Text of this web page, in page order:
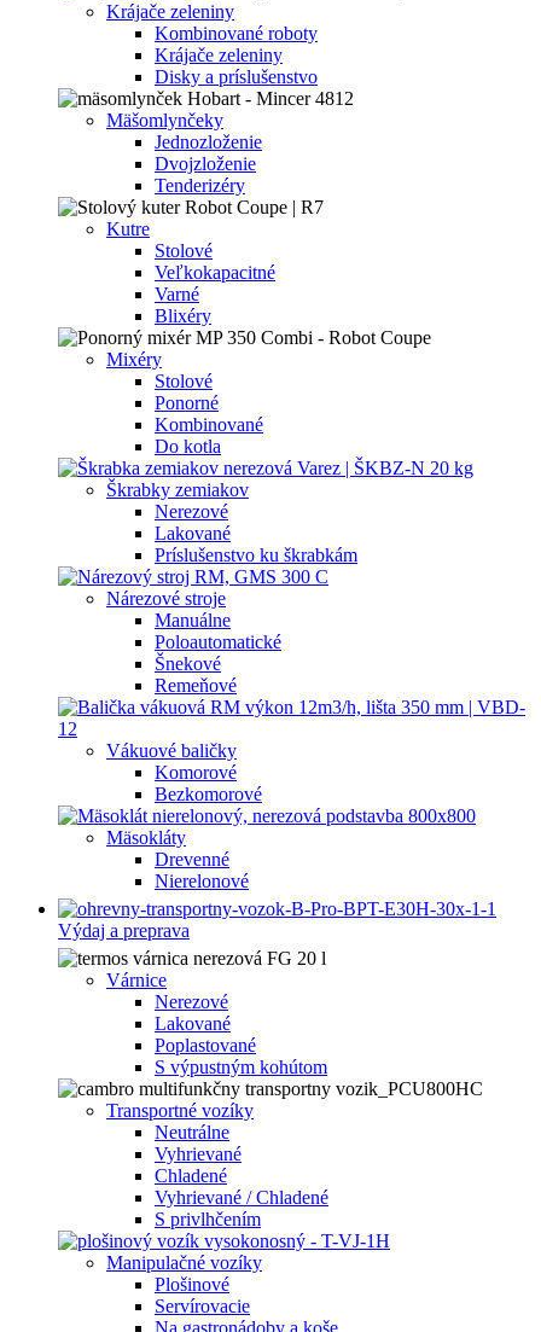
Krájače zeleniny
Kombinované roboty
Krájače zeleniny
Disky a príslušenstvo
Mäšomlynčeky
Jednozloženie
Dvojzloženie
Tenderizéry
Kutre
Stolové
Veľkokapacitné
Varné
Blixéry
Mixéry
Stolové
Ponorné
Kombinované
Do kotla
Škrabky zemiakov
Nerezové
Lakované
Príslušenstvo ku škrabkám
Nárezové stroje
Manuálne
Poloautomatické
Šnekové
Remeňové
Vákuové baličky
Komorové
Bezkomorové
Mäsokláty
Drevenné
Nierelonové
Výdaj a preprava
Várnice
Nerezové
Lakované
Poplastované
S výpustným kohútom
Transportné vozíky
Neutrálne
Vyhrievané
Chladené
Vyhrievané / Chladené
S privlhčením
Manipulačné vozíky
Plošinové
Servírovacie
Na gastronádoby a koše